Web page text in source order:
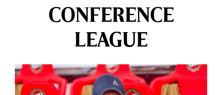
CONFERENCE
LEAGUE